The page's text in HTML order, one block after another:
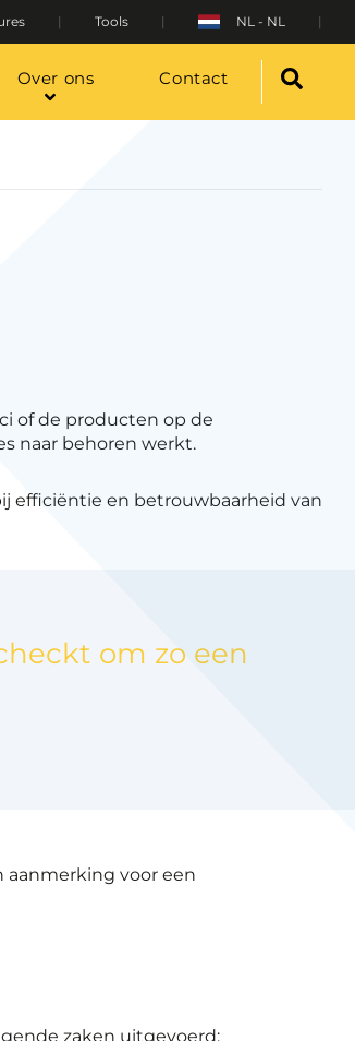
Tools NL - NL
Over ons Contact
of de producten op de
naar behoren werkt.
efficiëntie en betrouwbaarheid van
om zo een
voor een
zaken uitgevoerd: